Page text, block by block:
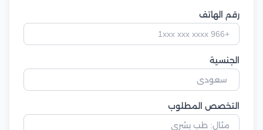
رقم الهاتف
الجنسية
التخصص المطلوب